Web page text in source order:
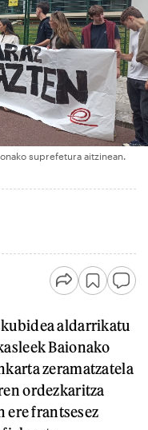
suprefetura aitzinean.
aldarrikatu
Baionako
zeramatzatela
ordezkaritza
ere frantsesez